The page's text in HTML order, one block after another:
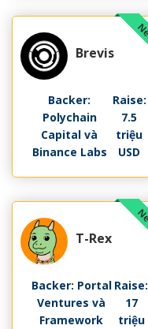
Brevis
Backer:
Polychain
Capital và
Binance Labs
Raise:
7.5
triệu
USD
T-Rex
Backer: Portal
Ventures và
Framework
Raise:
17
triệu